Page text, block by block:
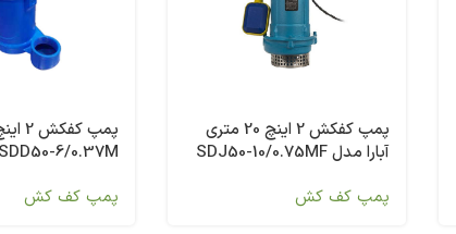
پمپ کفکش 2 اینچ 20 متری
آبارا مدل SDJ50-10/0.75MF
پمپ کف کش
پمپ
SDD50-6/0.37M
پمپ کف کش